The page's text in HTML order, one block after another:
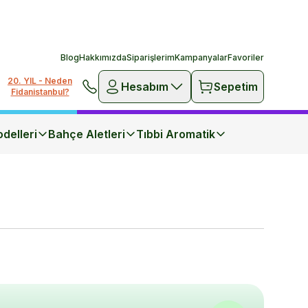
BlogHakkımızdaSiparişlerimKampanyalarFavoriler
20. YIL - Neden
Fidanistanbul?
Hesabım Sepetim
Bahçe Aletleri Tıbbi Aromatik